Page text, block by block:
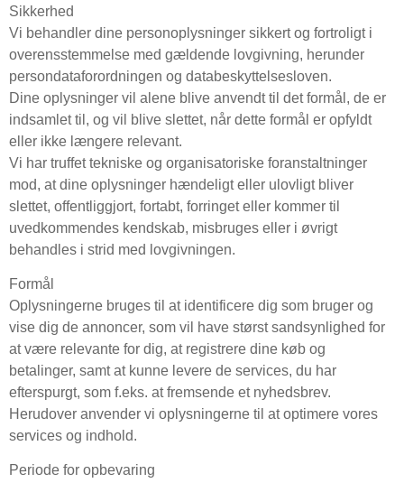
Sikkerhed
Vi behandler dine personoplysninger sikkert og fortroligt i
overensstemmelse med gældende lovgivning, herunder
persondataforordningen og databeskyttelsesloven.
Dine oplysninger vil alene blive anvendt til det formål, de er
indsamlet til, og vil blive slettet, når dette formål er opfyldt
eller ikke længere relevant.
Vi har truffet tekniske og organisatoriske foranstaltninger
mod, at dine oplysninger hændeligt eller ulovligt bliver
slettet, offentliggjort, fortabt, forringet eller kommer til
uvedkommendes kendskab, misbruges eller i øvrigt
behandles i strid med lovgivningen.
Formål
Oplysningerne bruges til at identificere dig som bruger og
vise dig de annoncer, som vil have størst sandsynlighed for
at være relevante for dig, at registrere dine køb og
betalinger, samt at kunne levere de services, du har
efterspurgt, som f.eks. at fremsende et nyhedsbrev.
Herudover anvender vi oplysningerne til at optimere vores
services og indhold.
Periode for opbevaring